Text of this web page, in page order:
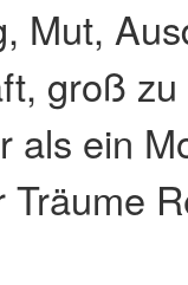
Mut,
groß
als ein